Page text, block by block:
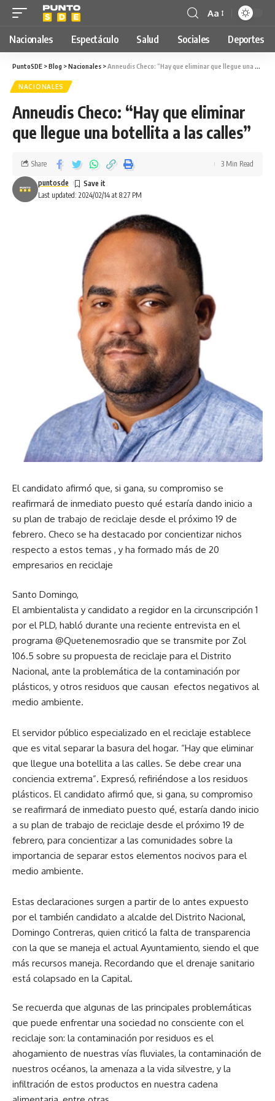
Aa
Nacionales Espectáculo Salud Sociales Deportes
PuntoSDE >Blog >Nacionales >Anneudis Checo: “Hay que eliminar que llegue una botellita a las calles”
NACIONALES
Anneudis Checo: “Hay que eliminar
que llegue una botellita a las calles”
Last updated: 2024/02/14 at 8:27 PM
puntosde
Share 3 Min Read
El candidato afirmó que, si gana, su compromiso se
reafirmará de inmediato puesto qué estaría dando inicio a
su plan de trabajo de reciclaje desde el próximo 19 de
febrero. Checo se ha destacado por concientizar nichos
respecto a estos temas , y ha formado más de 20
empresarios en reciclaje
Santo Domingo,
El ambientalista y candidato a regidor en la circunscripción 1
por el PLD, habló durante una reciente entrevista en el
programa @Quetenemosradio que se transmite por Zol
106.5 sobre su propuesta de reciclaje para el Distrito
Nacional, ante la problemática de la contaminación por
plásticos, y otros residuos que causan efectos negativos al
medio ambiente.
El servidor público especializado en el reciclaje establece
que es vital separar la basura del hogar. “Hay que eliminar
que llegue una botellita a las calles. Se debe crear una
conciencia extrema”. Expresó, refiriéndose a los residuos
plásticos. El candidato afirmó que, si gana, su compromiso
se reafirmará de inmediato puesto qué, estaría dando inicio
a su plan de trabajo de reciclaje desde el próximo 19 de
febrero, para concientizar a las comunidades sobre la
importancia de separar estos elementos nocivos para el
medio ambiente.
Estas declaraciones surgen a partir de lo antes expuesto
por el también candidato a alcalde del Distrito Nacional,
Domingo Contreras, quien criticó la falta de transparencia
con la que se maneja el actual Ayuntamiento, siendo el que
más recursos maneja. Recordando que el drenaje sanitario
está colapsado en la Capital.
Se recuerda que algunas de las principales problemáticas
que puede enfrentar una sociedad no consciente con el
reciclaje son: la contaminación por residuos es el
ahogamiento de nuestras vías fluviales, la contaminación de
nuestros océanos, la amenaza a la vida silvestre, y la
infiltración de estos productos en nuestra cadena